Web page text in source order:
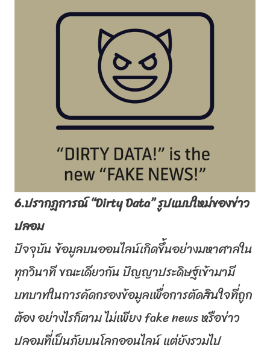
6.ปรากฏการณ์ “Dirty Data”รูปแบบใหม่ของข่าว
ปลอม
ปัจจุบัน ข้อมูลบนออนไลน์เกิดขึ้นอย่างมหาศาลใน
ทุกวินาที ขณะเดียวกัน ปัญญาประดิษฐ์เข้ามามี
บทบาทในการคัดกรองข้อมูลเพื่อการตัดสินใจที่ถูก
ต้อง อย่างไรก็ตาม ไม่เพียงfake newsหรือข่าว
ปลอมที่เป็นภัยบนโลกออนไลน์ แต่ยังรวมไป